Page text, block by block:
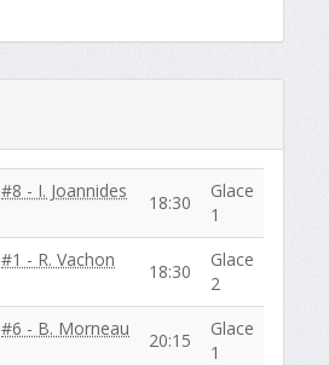
#8 - I. Joannides
18:30
Glace
1
#1 - R. Vachon
18:30
Glace
2
#6 - B. Morneau
20:15
Glace
1